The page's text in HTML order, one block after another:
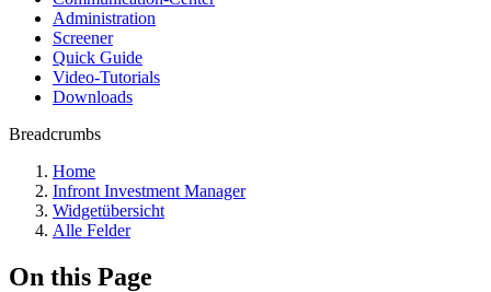
Administration
Screener
Quick Guide
Video-Tutorials
Downloads
Breadcrumbs
Home
Infront Investment Manager
Widgetübersicht
Alle Felder
On this Page